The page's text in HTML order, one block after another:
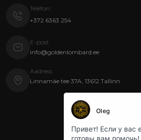
E-post:
info@goldenlombard.ee
Telefon:
+372 6363 254
Aadress:
Linnamäe tee 37A, 13612 Tallinn
Kriol Grupp OÜ | 2026